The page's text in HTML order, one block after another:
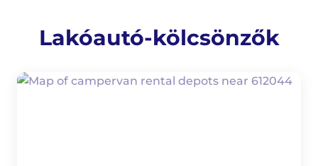
Lakóautó-kölcsönzők